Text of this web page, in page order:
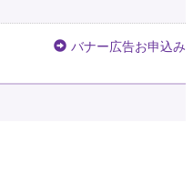
バナー広告お申込み